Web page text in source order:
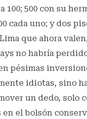
100; 500 con su
cada uno; y dos
que ahora
no habría
pésimas
idiotas, sino
un dedo, solo
el bolsón